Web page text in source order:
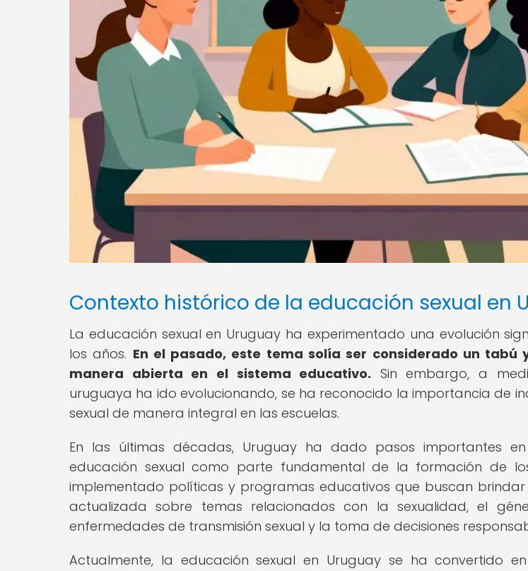
Contexto histórico de la educación sexual en
La educación sexual en Uruguay ha experimentado una evolución
los años. En el pasado, este tema solía ser considerado un tabú
manera abierta en el sistema educativo. Sin embargo, a
uruguaya ha ido evolucionando, se ha reconocido la importancia de
sexual de manera integral en las escuelas.
En las últimas décadas, Uruguay ha dado pasos importantes
educación sexual como parte fundamental de la formación de
implementado políticas y programas educativos que buscan
actualizada sobre temas relacionados con la sexualidad, el
enfermedades de transmisión sexual y la toma de decisiones
Actualmente, la educación sexual en Uruguay se ha convertido